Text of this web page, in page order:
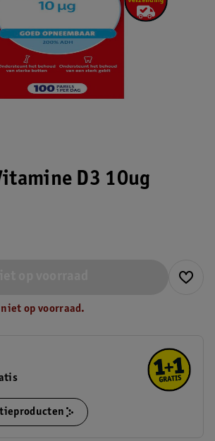
D3 10ug
op voorraad.